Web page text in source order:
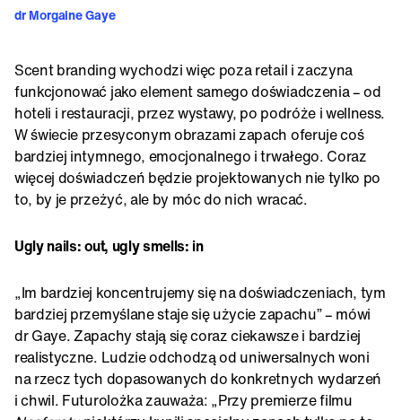
dr Morgaine Gaye
Scent branding wychodzi więc poza retail i zaczyna
funkcjonować jako element samego doświadczenia – od
hoteli i restauracji, przez wystawy, po podróże i wellness.
W świecie przesyconym obrazami zapach oferuje coś
bardziej intymnego, emocjonalnego i trwałego. Coraz
więcej doświadczeń będzie projektowanych nie tylko po
to, by je przeżyć, ale by móc do nich wracać.
Ugly nails: out, ugly smells: in
„Im bardziej koncentrujemy się na doświadczeniach, tym
bardziej przemyślane staje się użycie zapachu” – mówi
dr Gaye. Zapachy stają się coraz ciekawsze i bardziej
realistyczne. Ludzie odchodzą od uniwersalnych woni
na rzecz tych dopasowanych do konkretnych wydarzeń
i chwil. Futurolożka zauważa: „Przy premierze filmu